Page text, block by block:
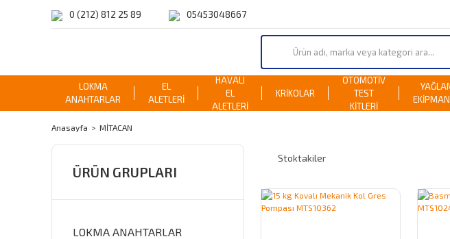
0 (212) 812 25 89 05453048667
LOKMA
ANAHTARLAR
EL
ALETLERİ
HAVALI
EL
ALETLERİ
KRİKOLAR
OTOMOTİV
TEST
KİTLERİ
Anasayfa MİTACAN
ÜRÜN GRUPLARI
LOKMA ANAHTARLAR
Stoktakiler